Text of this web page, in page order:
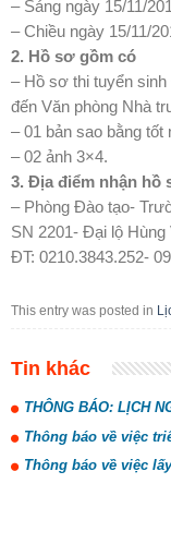
– Sáng ngày 15/11/
– Chiều ngày 15/11/
2. Hồ sơ gồm có
– Hồ sơ thi tuyển
đến Văn phòng Nhà
– 01 bản sao bằng tốt
– 02 ảnh 3×4.
3. Địa điểm nhận hồ
– Phòng Đào tạo-
SN 2201- Đại lộ
ĐT: 0210.3843.252-
This entry was posted in
Tin khác
THÔNG BÁO: LỊCH
Thông báo về việc
Thông báo về việc